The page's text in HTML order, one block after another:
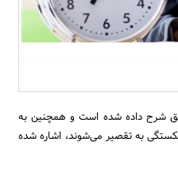
شرح داده شده است و همچنین به
به تقصیر می‌شوند، اشاره شده